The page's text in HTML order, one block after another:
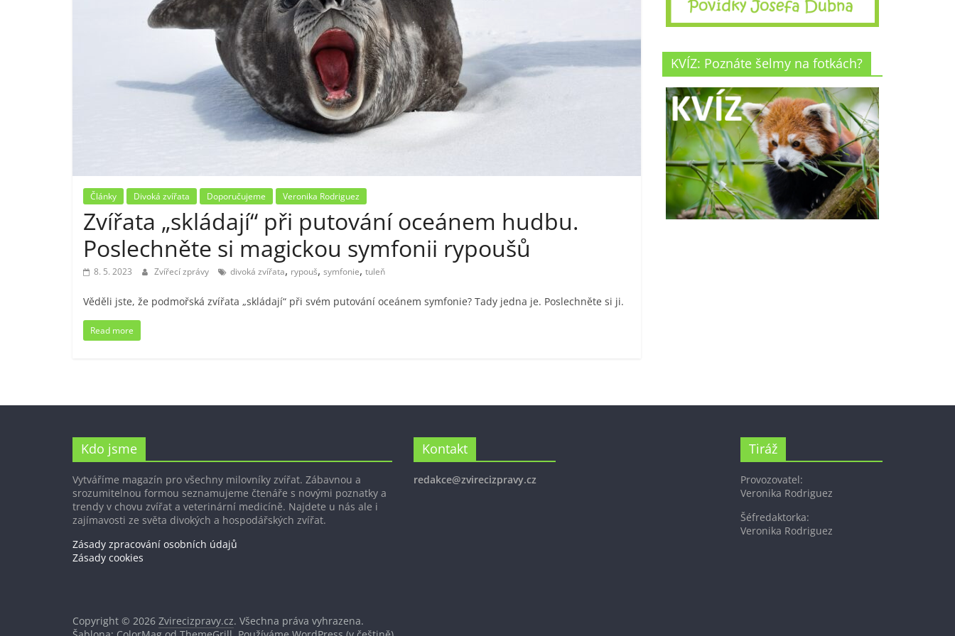
Články Divoká zvířata Doporučujeme Veronika Rodriguez
Zvířata „skládají“ při putování oceánem hudbu.
Poslechněte si magickou symfonii rypoušů
8. 5. 2023 Zvířecí zprávy divoká zvířata, rypouš, symfonie, tuleň
Věděli jste, že podmořská zvířata „skládají“ při svém putování oceánem symfonie? Tady jedna je. Poslechněte si ji.
Read more
KVÍZ: Poznáte šelmy na fotkách?
Kdo jsme
Vytváříme magazín pro všechny milovníky zvířat. Zábavnou a
srozumitelnou formou seznamujeme čtenáře s novými poznatky a
trendy v chovu zvířat a veterinární medicíně. Najdete u nás ale i
zajímavosti ze světa divokých a hospodářských zvířat.
Zásady zpracování osobních údajů
Zásady cookies
Kontakt
redakce@zvirecizpravy.cz
Tiráž
Provozovatel:
Veronika Rodriguez
Šéfredaktorka:
Veronika Rodriguez
Copyright © 2026 Zvirecizpravy.cz. Všechna práva vyhrazena.